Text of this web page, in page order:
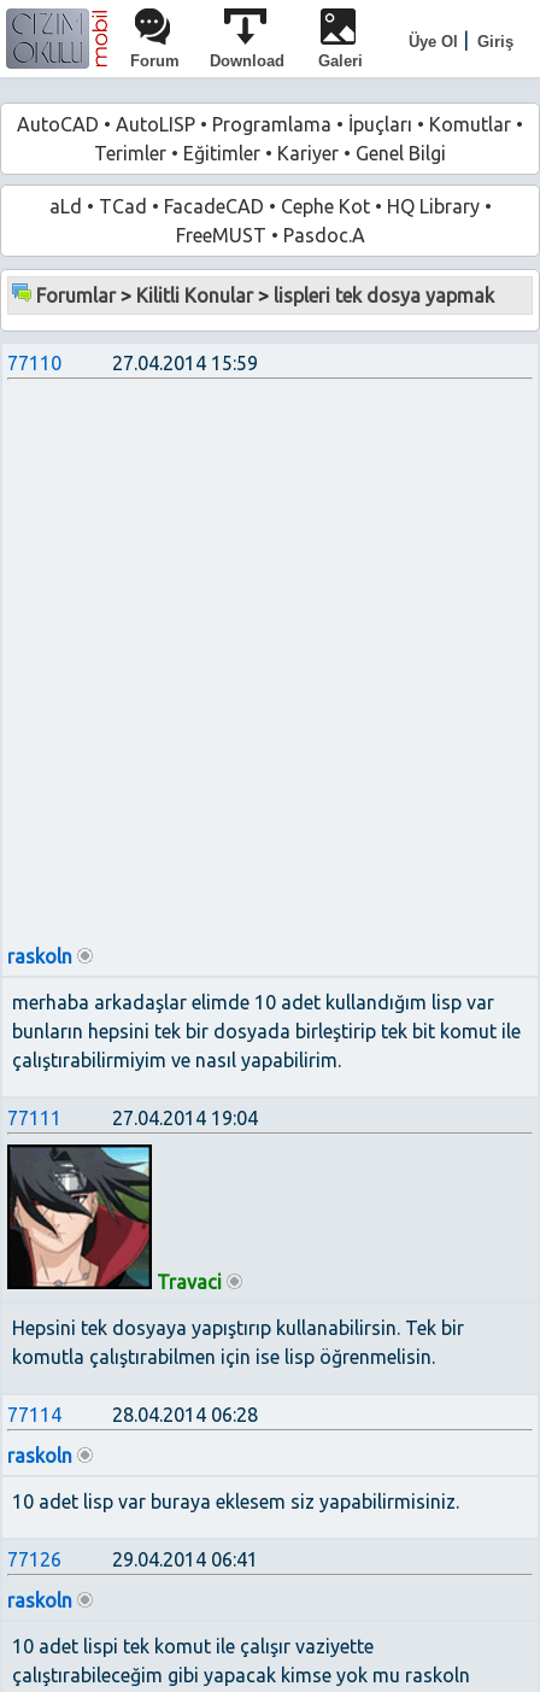
Üye Ol
Giriş
Forum
Download Galeri
AutoCAD • AutoLISP • Programlama • İpuçları • Komutlar •
Terimler • Eğitimler • Kariyer • Genel Bilgi
aLd • TCad • FacadeCAD • Cephe Kot• HQ Library•
FreeMUST • Pasdoc.A
Forumlar> Kilitli Konular> lispleri tek dosya yapmak
77110 27.04.2014 15:59
raskoln
merhaba arkadaşlar elimde 10 adet kullandığım lisp var
bunların hepsini tek bir dosyada birleştirip tek bit komut ile
çalıştırabilirmiyim ve nasıl yapabilirim.
77111 27.04.2014 19:04
Travaci
Hepsini tek dosyaya yapıştırıp kullanabilirsin. Tek bir
komutla çalıştırabilmen için ise lisp öğrenmelisin.
77114
28.04.2014 06:28
raskoln
10 adet lisp var buraya eklesem siz yapabilirmisiniz.
77126
29.04.2014 06:41
raskoln
10 adet lispi tek komut ile çalışır vaziyette
çalıştırabileceğim gibi yapacak kimse yok mu raskoln